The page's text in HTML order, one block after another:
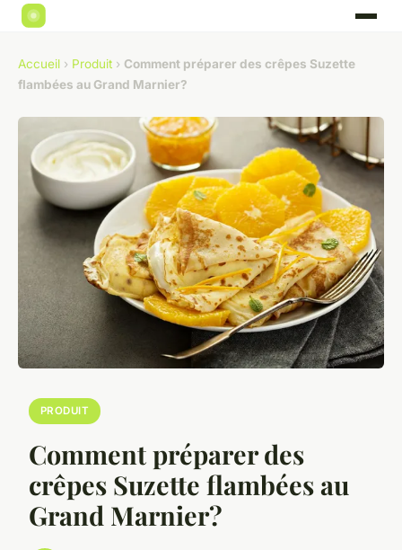
Accueil › Produit › Comment préparer des crêpes Suzette
flambées au Grand Marnier?
PRODUIT
Comment préparer des
crêpes Suzette flambées au
Grand Marnier?